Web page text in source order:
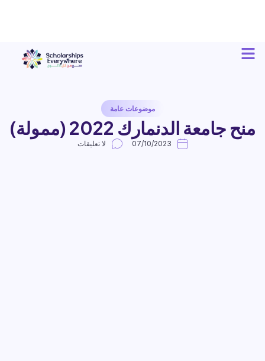
موضوعات عامة
منح جامعة الدنمارك 2022 (ممولة)
07/10/2023 لا تعليقات